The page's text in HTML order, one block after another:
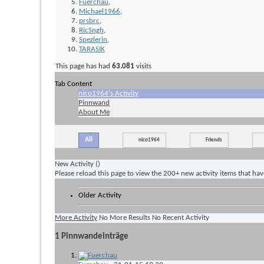
Fuerchau,
Michael1966,
prsbrc,
RicSngh,
Spezlerin,
TARASIK
This page has had 63.081 visits
Tab Content
nico1964's Activity
Pinnwand
About Me
All nico1964 Friends
New Activity ()
Please reload this page to view the 200+ new activity items that
Older Activity
More Activity No More Results No Recent Activity
1 Pinnwandeinträge